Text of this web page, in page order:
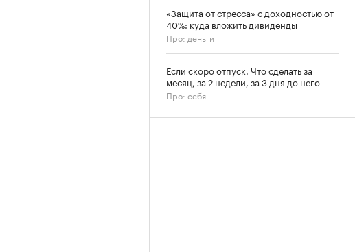
«Защита от стресса» с доходностью от
40%: куда вложить дивиденды
Про: деньги
Если скоро отпуск. Что сделать за
месяц, за 2 недели, за 3 дня до него
Про: себя